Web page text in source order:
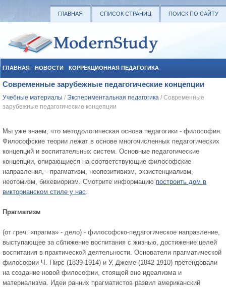
ГЛАВНАЯ СПИСОК СТРАНИЦ ПОИСК ПО САЙТУ
ГЛАВНАЯ НОВОСТИ КОРРЕКЦИОННАЯ ПЕДАГОГИКА
СОЦИАЛЬНАЯ ПЕДАГОГИКА УЧЕБНЫЕ МАТЕРИАЛЫ
Современные зарубежные педагогические концепции
Учебные материалы / Экспериментальная педагогика / Современные
зарубежные педагогические концепции
Мы уже знаем, что методологическая основа педагогики - философия.
Философские теории лежат в основе многочисленных педагогических
концепций и воспитательных систем. Ос­новные педагогические
концепции, опирающиеся на соответ­ствующие философские
направления, - прагматизм, неопози­тивизм, экзистенциализм,
неотомизм, бихевиоризм. Смотрите информацию построить дом в
викторианском стиле у нас.
Прагматизм
(от греч. «прагма» - дело) - философско-педагогическое направление,
выступающее за сближение воспитания с жизнью, достижение целей
воспитания в практической деятельности. Основатели прагматической
философии Ч. Пирс (1839-1914) и У. Джеме (1842-1910) претендовали
на создание новой философии, стоящей вне идеализма и
материализма. Идеи ранних прагматистов развил американский